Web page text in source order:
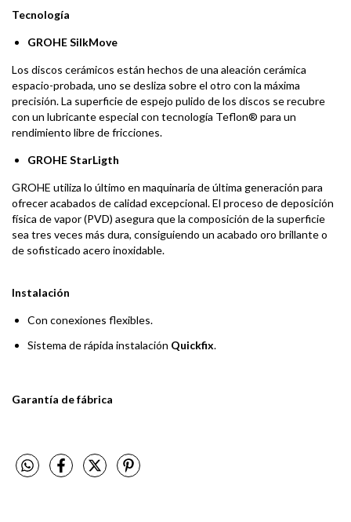
Tecnología
GROHE SilkMove
Los discos cerámicos están hechos de una aleación cerámica
espacio-probada, uno se desliza sobre el otro con la máxima
precisión. La superficie de espejo pulido de los discos se recubre
con un lubricante especial con tecnología Teflon® para un
rendimiento libre de fricciones.
GROHE StarLigth
GROHE utiliza lo último en maquinaria de última generación para
ofrecer acabados de calidad excepcional. El proceso de deposición
física de vapor (PVD) asegura que la composición de la superficie
sea tres veces más dura, consiguiendo un acabado oro brillante o
de sofisticado acero inoxidable.
Instalación
Con conexiones flexibles.
Sistema de rápida instalación Quickfix.
Garantía de fábrica